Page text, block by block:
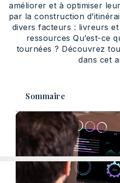
améliorer et à optimiser
par la construction
divers facteurs : livreurs
ressources Qu’est-ce
tournées ? Découvrez
dans cet
Sommaire